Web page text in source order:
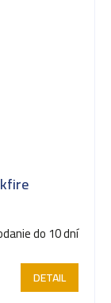
do 10 dní
DETAIL